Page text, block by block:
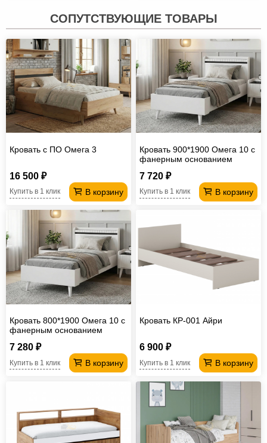
СОПУТСТВУЮЩИЕ ТОВАРЫ
Кровать с ПО Омега 3
16 500 ₽
В корзину
Купить в 1 клик
Кровать 900*1900 Омега 10 с
фанерным основанием
7 720 ₽
В корзину
Купить в 1 клик
Кровать 800*1900 Омега 10 с
фанерным основанием
7 280 ₽
В корзину
Купить в 1 клик
Кровать КР-001 Айри
6 900 ₽
В корзину
Купить в 1 клик